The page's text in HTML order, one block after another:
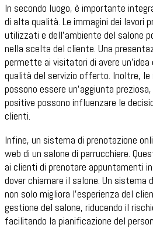
In secondo luogo, è importante
di alta qualità. Le immagini dei lavori
utilizzati e dell'ambiente del salone
nella scelta del cliente. Una
permette ai visitatori di avere
qualità del servizio offerto. Inoltre, le
possono essere un'aggiunta
positive possono influenzare le
clienti.
Infine, un sistema di prenotazione
web di un salone di parrucchiere.
ai clienti di prenotare appuntamenti
dover chiamare il salone. Un
non solo migliora l'esperienza del
gestione del salone, riducendo il
facilitando la pianificazione del